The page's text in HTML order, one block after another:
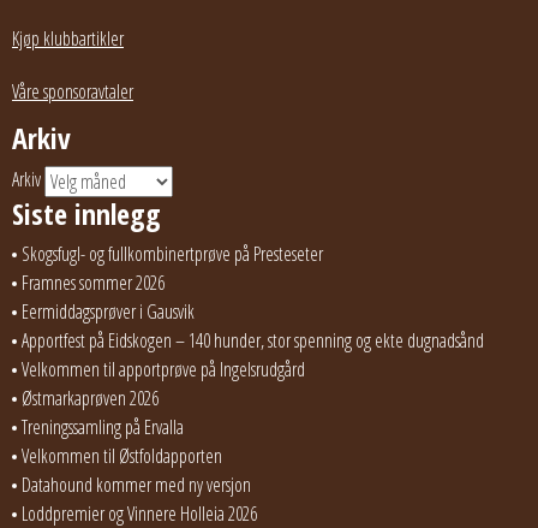
Kjøp klubbartikler
Våre sponsoravtaler
Arkiv
Arkiv
Siste innlegg
Skogsfugl- og fullkombinertprøve på Presteseter
Framnes sommer 2026
Eermiddagsprøver i Gausvik
Apportfest på Eidskogen – 140 hunder, stor spenning og ekte dugnadsånd
Velkommen til apportprøve på Ingelsrudgård
Østmarkaprøven 2026
Treningssamling på Ervalla
Velkommen til Østfoldapporten
Datahound kommer med ny versjon
Loddpremier og Vinnere Holleia 2026